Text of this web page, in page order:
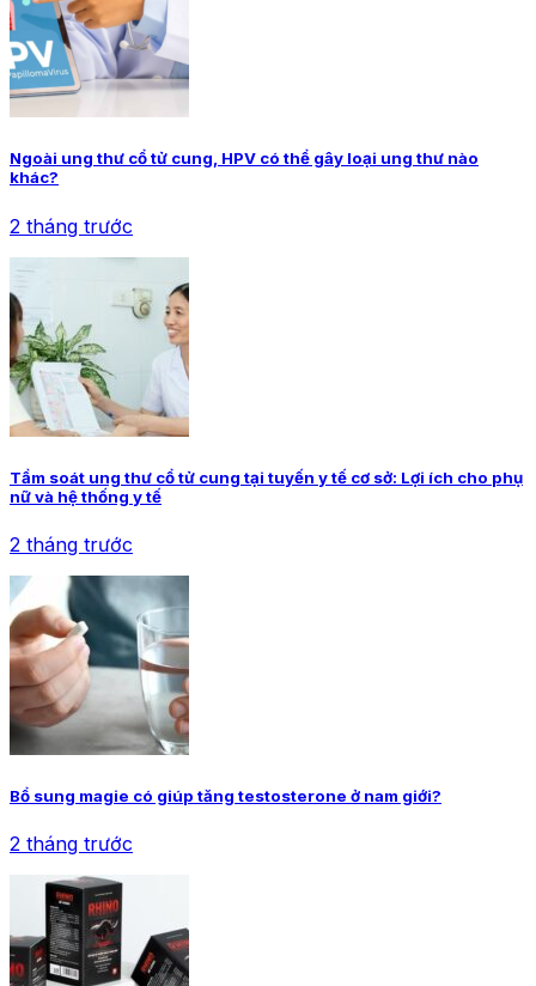
Ngoài ung thư cổ tử cung, HPV có thể gây loại ung thư nào
khác?
2 tháng trước
Tầm soát ung thư cổ tử cung tại tuyến y tế cơ sở: Lợi ích cho phụ
nữ và hệ thống y tế
2 tháng trước
Bổ sung magie có giúp tăng testosterone ở nam giới?
2 tháng trước